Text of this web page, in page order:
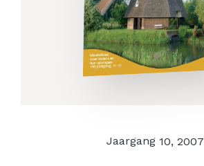
Jaargang 10, 2007